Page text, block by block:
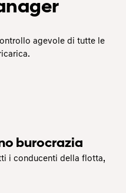
agevole di tutte le
burocrazia
i conducenti della flotta,